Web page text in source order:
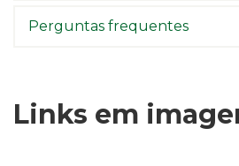
Perguntas frequentes
Links em